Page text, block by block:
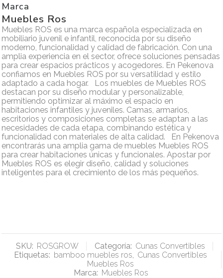
Marca
Muebles Ros
Muebles ROS es una marca española especializada en
mobiliario juvenil e infantil, reconocida por su diseño
moderno, funcionalidad y calidad de fabricación. Con una
amplia experiencia en el sector, ofrece soluciones pensadas
para crear espacios prácticos y acogedores. En Pekenova
confiamos en Muebles ROS por su versatilidad y estilo
adaptado a cada hogar. Los muebles de Muebles ROS
destacan por su diseño modular y personalizable,
permitiendo optimizar al máximo el espacio en
habitaciones infantiles y juveniles. Camas, armarios,
escritorios y composiciones completas se adaptan a las
necesidades de cada etapa, combinando estética y
funcionalidad con materiales de alta calidad. En Pekenova
encontrarás una amplia gama de muebles Muebles ROS
para crear habitaciones únicas y funcionales. Apostar por
Muebles ROS es elegir diseño, calidad y soluciones
inteligentes para el crecimiento de los más pequeños.
SKU: ROSGROW Categoría: Cunas Convertibles
Etiquetas: bamboo muebles ros, Cunas Convertibles
Muebles Ros
Marca: Muebles Ros